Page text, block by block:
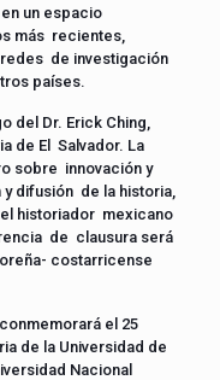
un espacio
más recientes,
de investigación
países.
del Dr. Erick Ching,
de El Salvador. La
sobre innovación y
difusión de la historia,
historiador mexicano
de clausura será
costarricense
el 25
de la Universidad de
Nacional